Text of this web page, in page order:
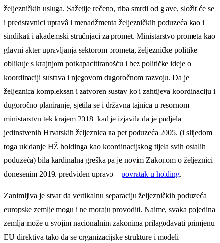
željezničkih usluga. Sažetije rečeno, riba smrdi od glave, složit će se
i predstavnici upravâ i menadžmenta željezničkih poduzeća kao i
sindikati i akademski stručnjaci za promet. Ministarstvo prometa kao
glavni akter upravljanja sektorom prometa, željezničke politike
oblikuje s krajnjom potkapacitiranošću i bez političke ideje o
koordinaciji sustava i njegovom dugoročnom razvoju. Da je
željeznica kompleksan i zatvoren sustav koji zahtijeva koordinaciju i
dugoročno planiranje, sjetila se i državna tajnica u resornom
ministarstvu tek krajem 2018. kad je izjavila da je podjela
jedinstvenih Hrvatskih željeznica na pet poduzeća 2005. (i slijedom
toga ukidanje HŽ holdinga kao koordinacijskog tijela svih ostalih
poduzeća) bila kardinalna greška pa je novim Zakonom o željeznici
donesenim 2019. predviđen upravo – povratak u holding.
Zanimljiva je stvar da vertikalnu separaciju željezničkih poduzeća
europske zemlje mogu i ne moraju provoditi. Naime, svaka pojedina
zemlja može u svojim nacionalnim zakonima prilagođavati primjenu
EU direktiva tako da se organizacijske strukture i modeli